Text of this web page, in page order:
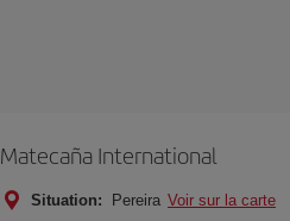
Matecaña International
Situation: Pereira Voir sur la carte